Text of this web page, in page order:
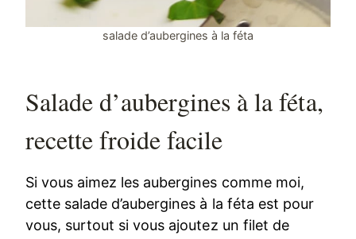
salade d’aubergines à la féta
Salade d’aubergines à la féta,
recette froide facile
Si vous aimez les aubergines comme moi,
cette salade d’aubergines à la féta est pour
vous, surtout si vous ajoutez un filet de